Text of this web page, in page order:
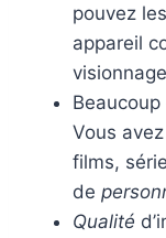
pouvez
appareil
visionnage
Beaucoup
Vous
films,
de
Qualité